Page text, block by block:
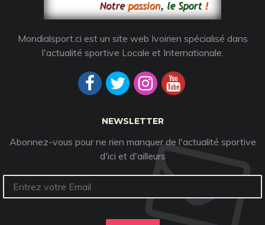
Mondialsport.ci est un site web Ivoirien spécialisé dans
l'actualité sportive Locale et Internationale.
NEWSLETTER
Abonnez-vous pour ne rien manquer de l'actualité sportive
d'ici et d'ailleurs